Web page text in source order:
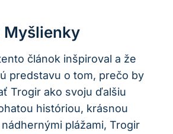
Myšlienky
článok inšpiroval a že
predstavu o tom, prečo by
Trogir ako svoju ďalšiu
históriou, krásnou
plážami, Trogir